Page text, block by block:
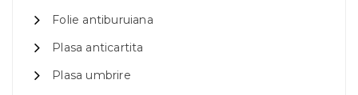
Folie antiburuiana
Plasa anticartita
Plasa umbrire